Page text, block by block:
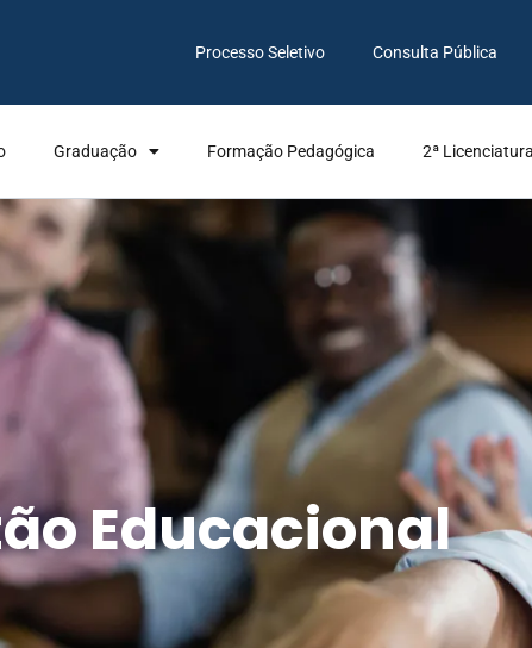
Processo Seletivo Consulta Pública
Graduação Formação Pedagógica 2ª Licenciatura
Educacional